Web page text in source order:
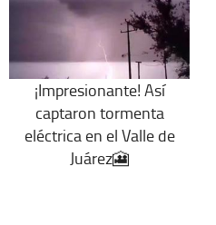
¡Impresionante! Así
captaron tormenta
eléctrica en el Valle de
Juárez🎦